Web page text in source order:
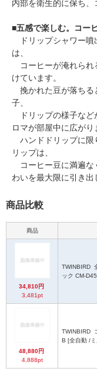
内部を衛生的に保ち、
■五感で楽しむ。コー
ドリップシャワー噴
は、
コーヒーが淹れられ
けています。
挽かれた豆が落ちる
子、
ドリップの様子など
ロマが部屋中に広がり
ハンドドリップに限
リップは、
コーヒー豆に満遍な
わいを最大限に引き出
商品比較
商品
34,810円
3,481pt
TWINBIRD
ック CM-
48,880円
4,888pt
TWINBIRD
B [全自動 /